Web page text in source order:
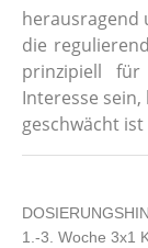
herausragend
die
prinzipiell
Interesse
geschwächt
1.-3. Woche 3x1